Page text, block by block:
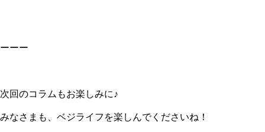
ーーー
次回のコラムもお楽しみに♪
みなさまも、ベジライフを楽しんでくださいね！